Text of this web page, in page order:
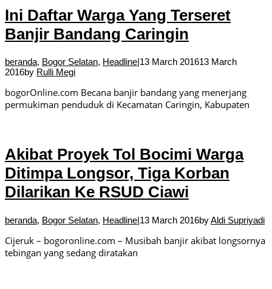
Ini Daftar Warga Yang Terseret
Banjir Bandang Caringin
beranda, Bogor Selatan, Headline|13 March 201613 March
2016by Rulli Megi
bogorOnline.com Becana banjir bandang yang menerjang
permukiman penduduk di Kecamatan Caringin, Kabupaten
Akibat Proyek Tol Bocimi Warga
Ditimpa Longsor, Tiga Korban
Dilarikan Ke RSUD Ciawi
beranda, Bogor Selatan, Headline|13 March 2016byAldi Supriyadi
Cijeruk – bogoronline.com – Musibah banjir akibat longsornya
tebingan yang sedang diratakan